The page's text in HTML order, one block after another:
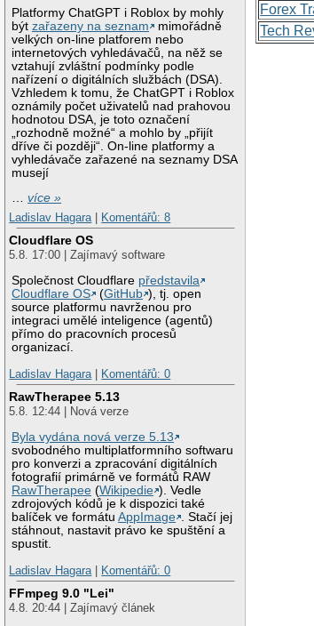
Platformy ChatGPT i Roblox by mohly
býtzařazeny na seznam
mimořádně
velkých on-line platforem nebo
internetových vyhledávačů, na něž se
vztahují zvláštní podmínky podle
nařízení o digitálních službách (DSA).
Vzhledem k tomu, že ChatGPT i Roblox
oznámily počet uživatelů nad prahovou
hodnotou DSA, je toto označení
„rozhodně možné“ a mohlo by „přijít
dříve či později“. On-line platformy a
vyhledávače zařazené na seznamy DSA
musejí
…více »
Ladislav Hagara
Komentářů: 8
Cloudflare OS
5.8. 17:00 | Zajímavý software
Společnost Cloudflare představila
Cloudflare OS
(GitHub ), tj. open
source platformu navrženou pro
integraci umělé inteligence (agentů)
přímo do pracovních procesů
organizací.
Ladislav Hagara
Komentářů: 0
RawTherapee 5.13
5.8. 12:44 | Nová verze
Byla vydána nová verze 5.13
svobodného multiplatformního softwaru
pro konverzi a zpracování digitálních
fotografií primárně ve formátů RAW
RawTherapee (Wikipedie ). Vedle
zdrojových kódů je k dispozici také
balíček ve formátuAppImage . Stačí jej
stáhnout, nastavit právo ke spuštění a
spustit.
Ladislav Hagara
Komentářů: 0
FFmpeg 9.0 "Lei"
4.8. 20:44 | Zajímavý článek
Forex
Tech